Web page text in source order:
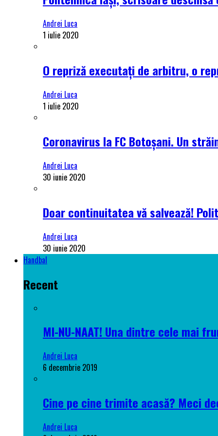
Andrei Luca
1 iulie 2020
O repriză executați de arbitru, o
Andrei Luca
1 iulie 2020
Coronavirus la FC Botoșani. Un
Andrei Luca
30 iunie 2020
Doar continuitatea vă salvează!
Andrei Luca
30 iunie 2020
Handbal
Recent
MI-NU-NAAT! Una dintre cele mai
Andrei Luca
6 decembrie 2019
Cine pe cine trimite acasă? Meci
Andrei Luca